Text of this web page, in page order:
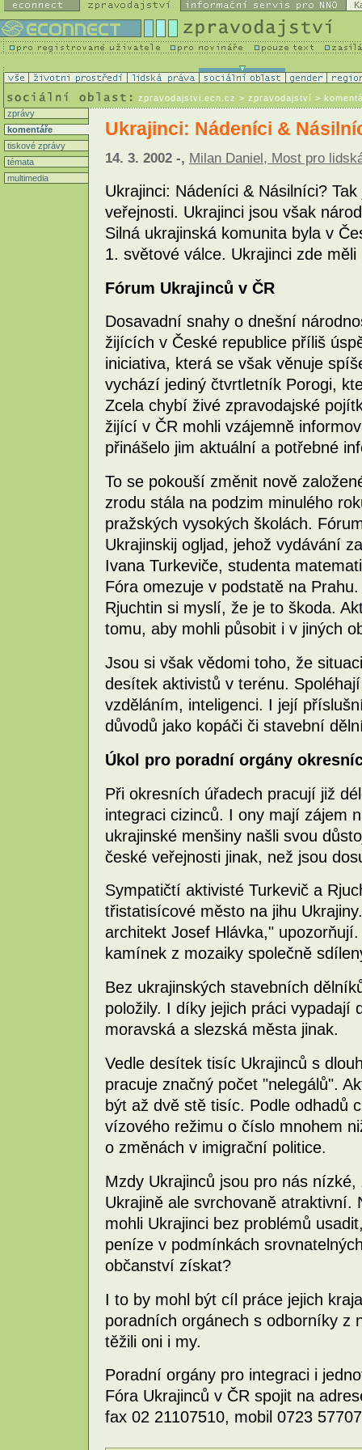
zpravodajstvi.ecn.cz > zpravodajství >
zprávy
komentáře
tiskové zprávy
témata
multimedia
Ukrajinci: Nádeníci &
14. 3. 2002 -, Milan Daniel, Most pro
Ukrajinci: Nádeníci & Násilníci?
veřejnosti. Ukrajinci jsou však
Silná ukrajinská komunita byla v
1. světové válce. Ukrajinci zde
Fórum Ukrajinců v ČR
Dosavadní snahy o dnešní
žijících v České republice příliš
iniciativa, která se však věnuje
vychází jediný čtvrtletník Porogi,
Zcela chybí živé zpravodajské
žijící v ČR mohli vzájemně
přinášelo jim aktuální a potřebné
To se pokouší změnit nově
zrodu stála na podzim minulého
pražských vysokých školách.
Ukrajinskij ogljad, jehož vydávání
Ivana Turkeviče, studenta
Fóra omezuje v podstatě na
Rjuchtin si myslí, že je to škoda.
tomu, aby mohli působit i v jiných
Jsou si však vědomi toho, že
desítek aktivistů v terénu.
vzděláním, inteligenci. I její
důvodů jako kopáči či stavební
Úkol pro poradní orgány
Při okresních úřadech pracují již
integraci cizinců. I ony mají zájem
ukrajinské menšiny našli svou
české veřejnosti jinak, než jsou
Sympatičtí aktivisté Turkevič a
třistatisícové město na jihu
architekt Josef Hlávka,"
kamínek z mozaiky společně
Bez ukrajinských stavebních
položily. I díky jejich práci vypadají
moravská a slezská města jinak.
Vedle desítek tisíc Ukrajinců s
pracuje značný počet "nelegálů".
být až dvě stě tisíc. Podle odhadů
vízového režimu o číslo mnohem
o změnách v imigrační politice.
Mzdy Ukrajinců jsou pro nás
Ukrajině ale svrchovaně atraktivní.
mohli Ukrajinci bez problémů
peníze v podmínkách
občanství získat?
I to by mohl být cíl práce jejich
poradních orgánech s odborníky z
těžili oni i my.
Poradní orgány pro integraci i
Fóra Ukrajinců v ČR spojit na
fax 02 21107510, mobil 0723